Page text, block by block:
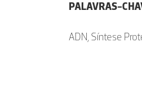
PALAVRAS-
ADN, Síntese